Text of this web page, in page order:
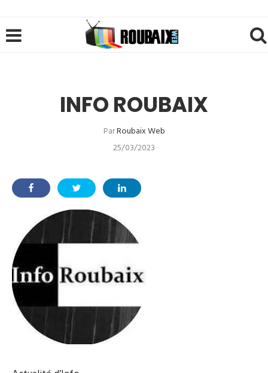
INFO ROUBAIX
ParRoubaix Web
25/03/2023